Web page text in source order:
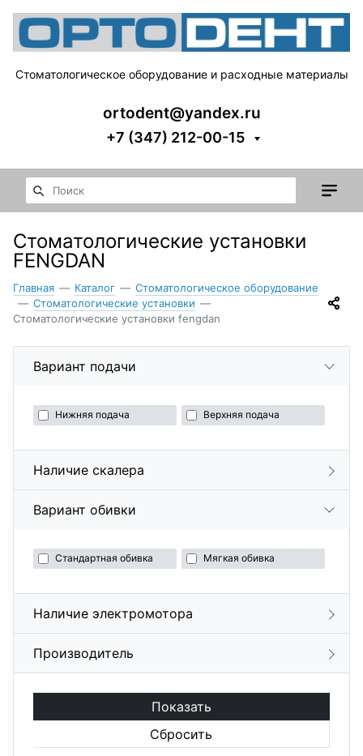
Стоматологическое оборудование и расходные материалы
ortodent@yandex.ru
+7 (347) 212-00-15
Стоматологические установки
FENGDAN
Главная — Каталог — Стоматологическое оборудование
— Стоматологические установки —
Стоматологические установки fengdan
Вариант подачи
Нижняя подача Верхняя подача
Наличие скалера
Вариант обивки
Стандартная обивка Мягкая обивка
Наличие электромотора
Производитель